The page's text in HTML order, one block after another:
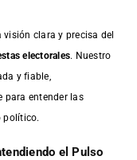
visión clara y precisa del
electorales. Nuestro
y fiable,
para entender las
político.
el Pulso